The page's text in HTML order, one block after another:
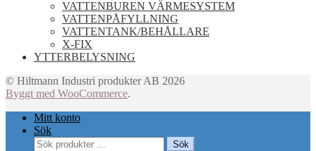
VATTENBUREN VÄRMESYSTEM
VATTENPÅFYLLNING
VATTENTANK/BEHÅLLARE
X-FIX
YTTERBELYSNING
© Hiltmann Industri produkter AB 2026
Byggt med WooCommerce.
Mitt konto
Sök
Sök
Sök